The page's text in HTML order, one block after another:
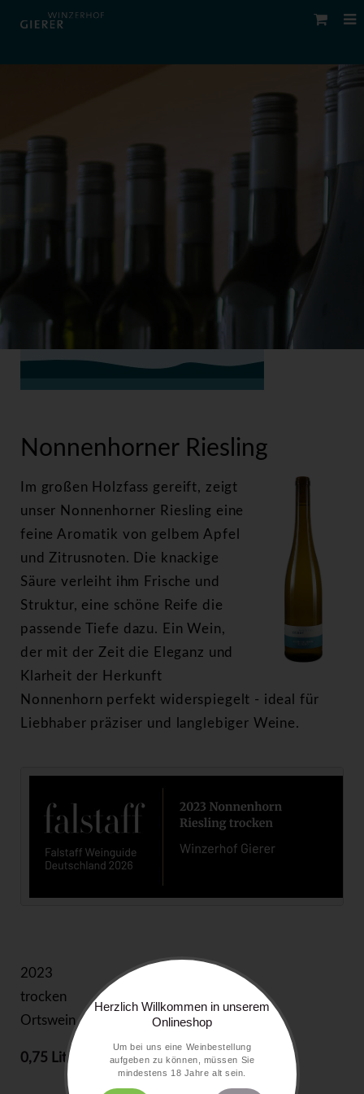
Nonnenhorner Riesling
Im großen Holzfass gereift, zeigt
unser Nonnenhorner Riesling eine
feine Aromatik von gelbem Apfel
und Zitrusnoten. Die knackige
Säure verleiht ihm Frische und
Struktur, eine schöne Reife die
passende Tiefe dazu. Ein Wein,
der mit der Zeit die Eleganz und
Klarheit der Herkunft
Nonnenhorn perfekt widerspiegelt - ideal für
Liebhaber präziser und langlebiger Weine.
2023
trocken
Ortswein
0,75 Liter 15,00 €
Herzlich Willkommen in unserem
Onlineshop
Um bei uns eine Weinbestellung
aufgeben zu können, müssen Sie
mindestens 18 Jahre alt sein.